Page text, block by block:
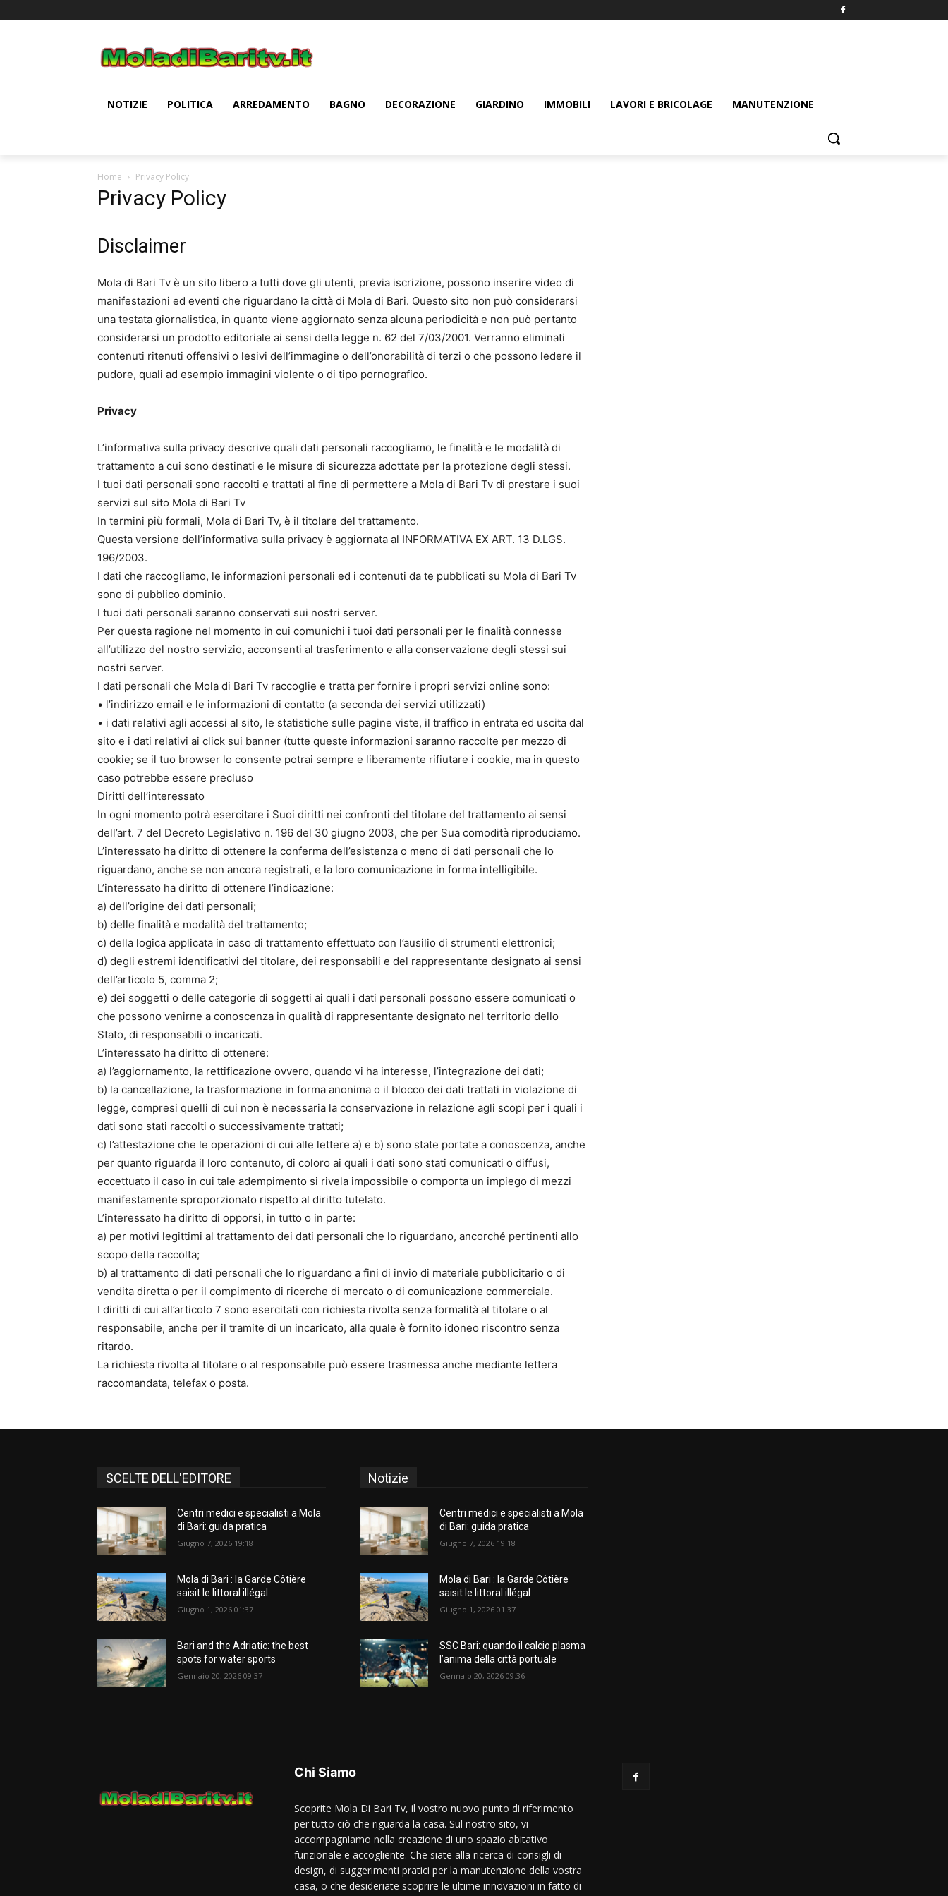
NOTIZIE POLITICA ARREDAMENTO BAGNO DECORAZIONE GIARDINO IMMOBILI LAVORI E BRICOLAGE MANUTENZIONE
Home Privacy Policy
Privacy Policy
Disclaimer
Mola di Bari Tv è un sito libero a tutti dove gli utenti, previa iscrizione, possono inserire video di
manifestazioni ed eventi che riguardano la città di Mola di Bari. Questo sito non può considerarsi
una testata giornalistica, in quanto viene aggiornato senza alcuna periodicità e non può pertanto
considerarsi un prodotto editoriale ai sensi della legge n. 62 del 7/03/2001. Verranno eliminati
contenuti ritenuti offensivi o lesivi dell’immagine o dell’onorabilità di terzi o che possono ledere il
pudore, quali ad esempio immagini violente o di tipo pornografico.
Privacy
L’informativa sulla privacy descrive quali dati personali raccogliamo, le finalità e le modalità di
trattamento a cui sono destinati e le misure di sicurezza adottate per la protezione degli stessi.
I tuoi dati personali sono raccolti e trattati al fine di permettere a Mola di Bari Tv di prestare i suoi
servizi sul sito Mola di Bari Tv
In termini più formali, Mola di Bari Tv, è il titolare del trattamento.
Questa versione dell’informativa sulla privacy è aggiornata al INFORMATIVA EX ART. 13 D.LGS.
196/2003.
I dati che raccogliamo, le informazioni personali ed i contenuti da te pubblicati su Mola di Bari Tv
sono di pubblico dominio.
I tuoi dati personali saranno conservati sui nostri server.
Per questa ragione nel momento in cui comunichi i tuoi dati personali per le finalità connesse
all’utilizzo del nostro servizio, acconsenti al trasferimento e alla conservazione degli stessi sui
nostri server.
I dati personali che Mola di Bari Tv raccoglie e tratta per fornire i propri servizi online sono:
• l’indirizzo email e le informazioni di contatto (a seconda dei servizi utilizzati)
• i dati relativi agli accessi al sito, le statistiche sulle pagine viste, il traffico in entrata ed uscita dal
sito e i dati relativi ai click sui banner (tutte queste informazioni saranno raccolte per mezzo di
cookie; se il tuo browser lo consente potrai sempre e liberamente rifiutare i cookie, ma in questo
caso potrebbe essere precluso
Diritti dell’interessato
In ogni momento potrà esercitare i Suoi diritti nei confronti del titolare del trattamento ai sensi
dell’art. 7 del Decreto Legislativo n. 196 del 30 giugno 2003, che per Sua comodità riproduciamo.
L’interessato ha diritto di ottenere la conferma dell’esistenza o meno di dati personali che lo
riguardano, anche se non ancora registrati, e la loro comunicazione in forma intelligibile.
L’interessato ha diritto di ottenere l’indicazione:
a) dell’origine dei dati personali;
b) delle finalità e modalità del trattamento;
c) della logica applicata in caso di trattamento effettuato con l’ausilio di strumenti elettronici;
d) degli estremi identificativi del titolare, dei responsabili e del rappresentante designato ai sensi
dell’articolo 5, comma 2;
e) dei soggetti o delle categorie di soggetti ai quali i dati personali possono essere comunicati o
che possono venirne a conoscenza in qualità di rappresentante designato nel territorio dello
Stato, di responsabili o incaricati.
L’interessato ha diritto di ottenere:
a) l’aggiornamento, la rettificazione ovvero, quando vi ha interesse, l’integrazione dei dati;
b) la cancellazione, la trasformazione in forma anonima o il blocco dei dati trattati in violazione di
legge, compresi quelli di cui non è necessaria la conservazione in relazione agli scopi per i quali i
dati sono stati raccolti o successivamente trattati;
c) l’attestazione che le operazioni di cui alle lettere a) e b) sono state portate a conoscenza, anche
per quanto riguarda il loro contenuto, di coloro ai quali i dati sono stati comunicati o diffusi,
eccettuato il caso in cui tale adempimento si rivela impossibile o comporta un impiego di mezzi
manifestamente sproporzionato rispetto al diritto tutelato.
L’interessato ha diritto di opporsi, in tutto o in parte:
a) per motivi legittimi al trattamento dei dati personali che lo riguardano, ancorché pertinenti allo
scopo della raccolta;
b) al trattamento di dati personali che lo riguardano a fini di invio di materiale pubblicitario o di
vendita diretta o per il compimento di ricerche di mercato o di comunicazione commerciale.
I diritti di cui all’articolo 7 sono esercitati con richiesta rivolta senza formalità al titolare o al
responsabile, anche per il tramite di un incaricato, alla quale è fornito idoneo riscontro senza
ritardo.
La richiesta rivolta al titolare o al responsabile può essere trasmessa anche mediante lettera
raccomandata, telefax o posta.
SCELTE DELL'EDITORE
Centri medici e specialisti a Mola
di Bari: guida pratica
Giugno 7, 2026 19:18
Mola di Bari : la Garde Côtière
saisit le littoral illégal
Giugno 1, 2026 01:37
Bari and the Adriatic: the best
spots for water sports
Gennaio 20, 2026 09:37
Notizie
Centri medici e specialisti a Mola
di Bari: guida pratica
Giugno 7, 2026 19:18
Mola di Bari : la Garde Côtière
saisit le littoral illégal
Giugno 1, 2026 01:37
SSC Bari: quando il calcio plasma
l’anima della città portuale
Gennaio 20, 2026 09:36
Chi Siamo
Scoprite Mola Di Bari Tv, il vostro nuovo punto di riferimento
per tutto ciò che riguarda la casa. Sul nostro sito, vi
accompagniamo nella creazione di uno spazio abitativo
funzionale e accogliente. Che siate alla ricerca di consigli di
design, di suggerimenti pratici per la manutenzione della vostra
casa, o che desideriate scoprire le ultime innovazioni in fatto di